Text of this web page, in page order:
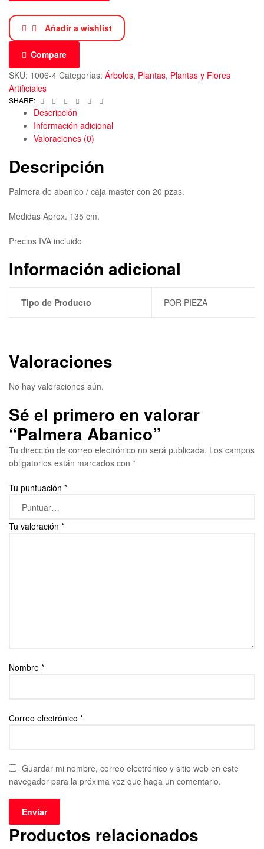
Añadir a wishlist
Compare
SKU: 1006-4 Categorías: Árboles, Plantas, Plantas y Flores
Artificiales
SHARE: Facebook
TwitterLinkedinGoogle+Pinterest
Descripción
Información adicional
Valoraciones (0)
Descripción
Palmera de abanico / caja master con 20 pzas.
Medidas Aprox. 135 cm.
Precios IVA incluido
Información adicional
Tipo de Producto POR PIEZA
Valoraciones
No hay valoraciones aún.
Sé el primero en valorar
“Palmera Abanico”
Tu dirección de correo electrónico no será publicada. Los campos
obligatorios están marcados con *
Tu puntuación *
Tu valoración *
Nombre *
Correo electrónico *
Guardar mi nombre, correo electrónico y sitio web en este
navegador para la próxima vez que haga un comentario.
Productos relacionados